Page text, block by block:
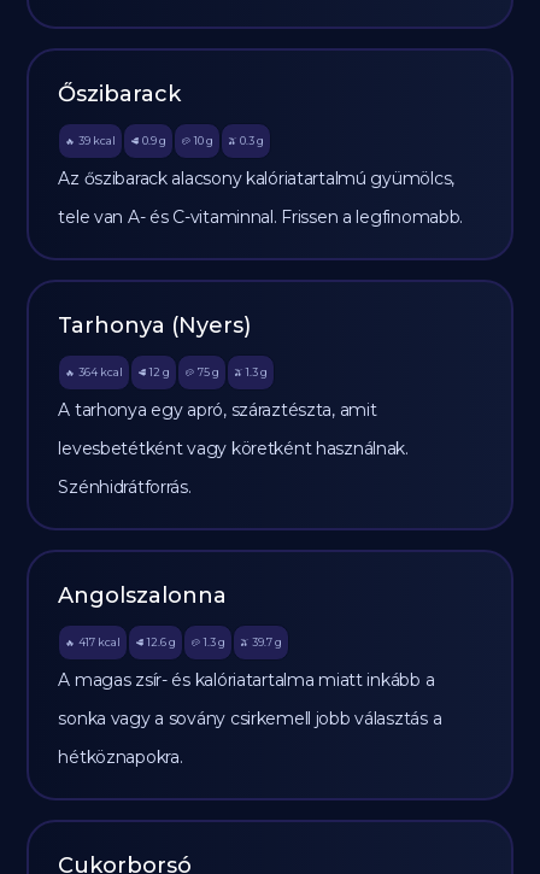
Őszibarack
🔥 39 kcal 🥩 0.9 g 🥔 10g 🫒 0.3 g
Az őszibarack alacsony kalóriatartalmú gyümölcs,
tele van A- és C-vitaminnal. Frissen a legfinomabb.
Tarhonya (Nyers)
🔥 364 kcal 🥩 12 g 🥔 75g 🫒 1.3 g
A tarhonya egy apró, száraztészta, amit
levesbetétként vagy köretként használnak.
Szénhidrátforrás.
Angolszalonna
🔥 417 kcal 🥩 12.6 g 🥔 1.3g 🫒 39.7 g
A magas zsír- és kalóriatartalma miatt inkább a
sonka vagy a sovány csirkemell jobb választás a
hétköznapokra.
Cukorborsó